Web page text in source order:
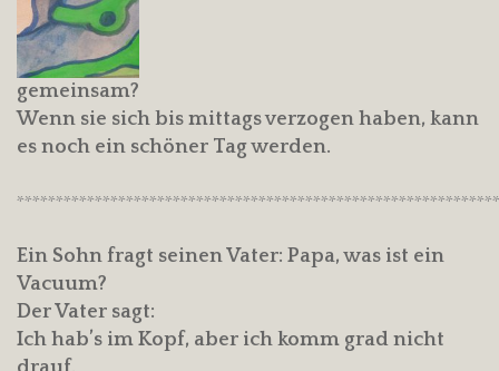
gemeinsam?
Wenn sie sich bis mittags verzogen haben, kann
es noch ein schöner Tag werden.
Ein Sohn fragt seinen Vater: Papa, was ist ein
Vacuum?
Der Vater sagt:
Ich hab’s im Kopf, aber ich komm grad nicht